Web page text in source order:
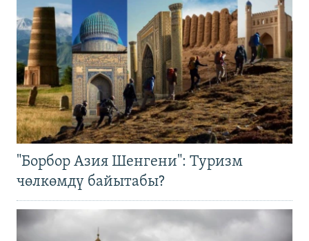
"Борбор Азия Шенгени": Туризм
чөлкөмдү байытабы?